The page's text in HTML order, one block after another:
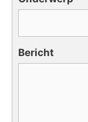
Bericht